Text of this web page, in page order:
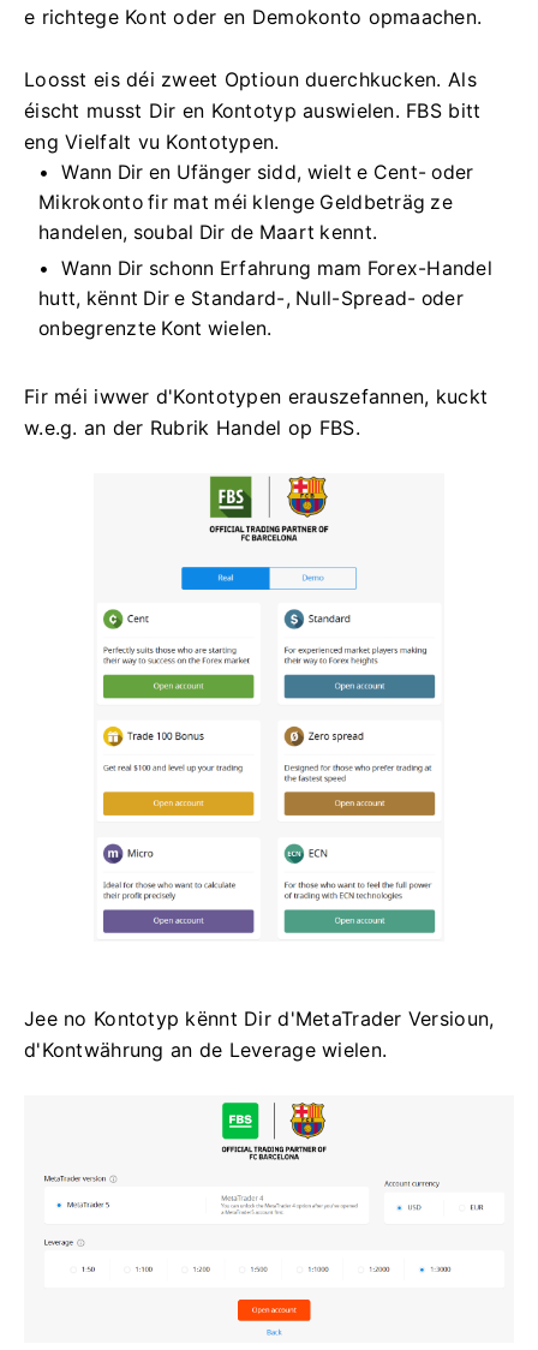
e richtege Kont oder en Demokonto opmaachen.
Loosst eis déi zweet Optioun duerchkucken. Als
éischt musst Dir en Kontotyp auswielen. FBS bitt
eng Vielfalt vu Kontotypen.
Wann Dir en Ufänger sidd, wielt e Cent- oder
Mikrokonto fir mat méi klenge Geldbeträg ze
handelen, soubal Dir de Maart kennt.
Wann Dir schonn Erfahrung mam Forex-Handel
hutt, kënnt Dir e Standard-, Null-Spread- oder
onbegrenzte Kont wielen.
Fir méi iwwer d'Kontotypen erauszefannen, kuckt
w.e.g. an der Rubrik Handel op FBS.
Jee no Kontotyp kënnt Dir d'MetaTrader Versioun,
d'Kontwährung an de Leverage wielen.